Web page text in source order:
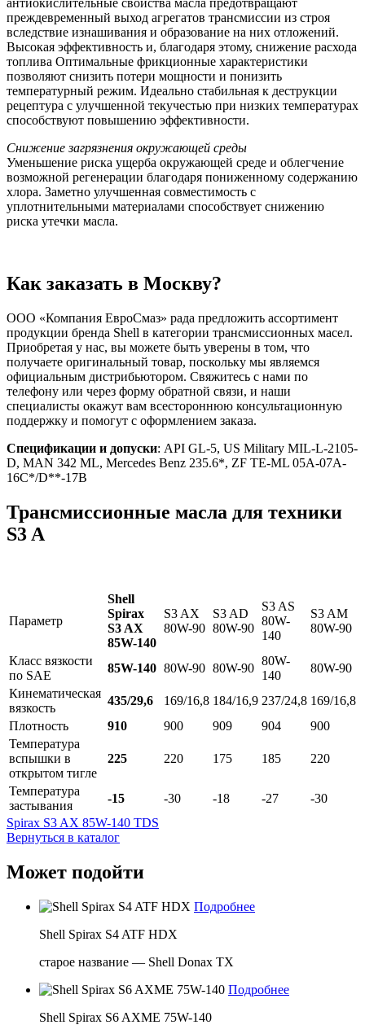
антиокислительные свойства масла предотвращают
преждевременный выход агрегатов трансмиссии из строя
вследствие изнашивания и образование на них отложений.
Высокая эффективность и, благодаря этому, снижение расхода
топлива Оптимальные фрикционные характеристики
позволяют снизить потери мощности и понизить
температурный режим. Идеально стабильная к деструкции
рецептура с улучшенной текучестью при низких температурах
способствуют повышению эффективности.
Снижение загрязнения окружающей среды
Уменьшение риска ущерба окружающей среде и облегчение
возможной регенерации благодаря пониженному содержанию
хлора. Заметно улучшенная совместимость с
уплотнительными материалами способствует снижению
риска утечки масла.
Как заказать в Москву?
ООО «Компания ЕвроСмаз» рада предложить ассортимент
продукции бренда Shell в категории трансмиссионных масел.
Приобретая у нас, вы можете быть уверены в том, что
получаете оригинальный товар, поскольку мы являемся
официальным дистрибьютором. Свяжитесь с нами по
телефону или через форму обратной связи, и наши
специалисты окажут вам всестороннюю консультационную
поддержку и помогут с оформлением заказа.
Спецификации и допуски: API GL-5, US Military MIL-L-2105-
D, MAN 342 ML, Mercedes Benz 235.6*, ZF TE-ML 05A-07A-
16C*/D**-17B
Трансмиссионные масла для техники
S3 A
Параметр
Shell
Spirax
S3 AX
85W-140
S3 AX
80W-90
S3 AD
80W-90
S3 AS
80W-
140
S3 AM
80W-90
Класс вязкости
по SAE
85W-140 80W-90 80W-90
80W-
140
80W-90
Кинематическая
вязкость
435/29,6 169/16,8 184/16,9 237/24,8 169/16,8
Плотность
910 900 909 904
900
Температура
вспышки в
открытом тигле
225 220 175 185 220
Температура
застывания
-15 -30 -18 -27
-30
Spirax S3 AX 85W-140 TDS
Вернуться в каталог
Может подойти
Подробнее
Shell Spirax S4 ATF HDX
старое название — Shell Donax TX
Подробнее
Shell Spirax S6 AXME 75W-140